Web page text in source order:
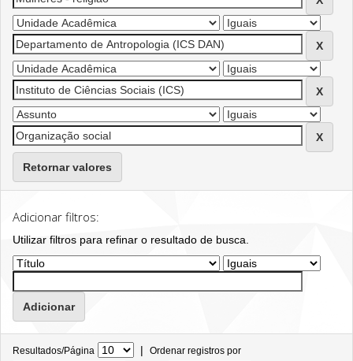
Retornar valores
Adicionar filtros:
Utilizar filtros para refinar o resultado de busca.
Resultados/Página | Ordenar registros por